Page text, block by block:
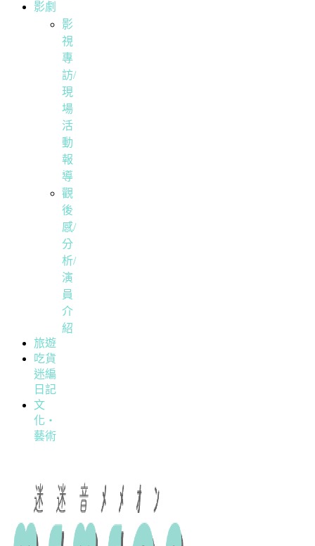
影劇
影
視
專
訪/
現
場
活
動
報
導
觀
後
感/
分
析/
演
員
介
紹
旅遊
吃貨
迷編
日記
文
化・
藝術